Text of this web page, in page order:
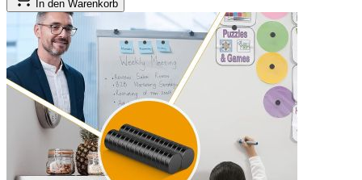
In den Warenkorb